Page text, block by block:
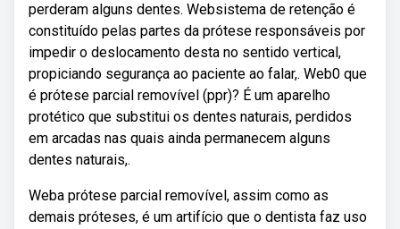
perderam alguns dentes. Websistema de retenção é
constituído pelas partes da prótese responsáveis por
impedir o deslocamento desta no sentido vertical,
propiciando segurança ao paciente ao falar,. Web0 que
é prótese parcial removível (ppr)? É um aparelho
protético que substitui os dentes naturais, perdidos
em arcadas nas quais ainda permanecem alguns
dentes naturais,.
Weba prótese parcial removível, assim como as
demais próteses, é um artifício que o dentista faz uso